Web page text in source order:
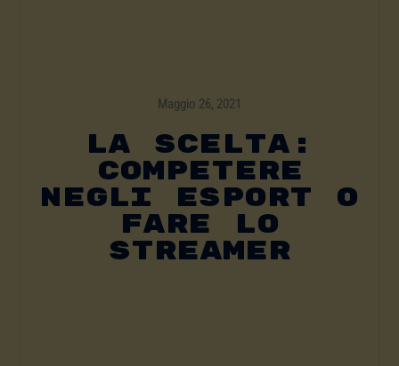
Maggio 26, 2021
La Scelta:
Competere
Negli Esport O
Fare Lo
Streamer